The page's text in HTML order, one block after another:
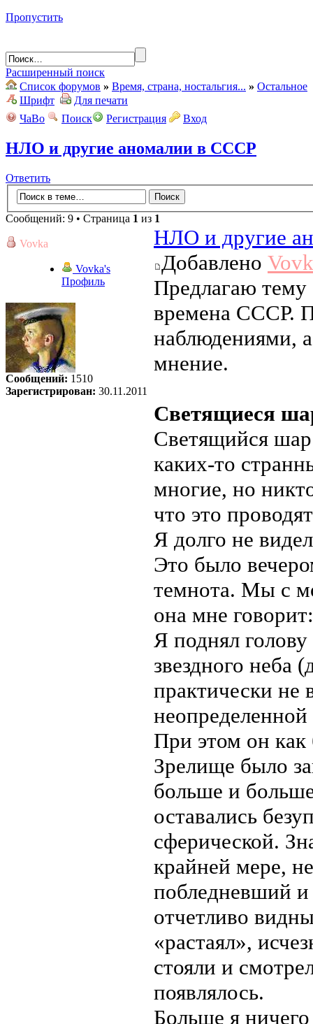
Пропустить
Расширенный поиск
Список форумов » Время, страна, ностальгия... » Остальное
Шрифт
Для печати
ЧаВо
Поиск Регистрация Вход
НЛО и другие аномалии в СССР
Ответить
Сообщений: 9 • Страница 1 из 1
Vovka
Vovka's
Профиль
Сообщений: 1510
Зарегистрирован: 30.11.2011
НЛО и другие
Добавлено
Предлагаю тему
времена СССР.
наблюдениями,
мнение.
Светящиеся
Светящийся
каких-то
многие, но
что это
Я долго не
Это было
темнота. Мы с
она мне
Я поднял
звездного неба
практически не
При этом он как
Зрелище было
больше и
оставались
сферической.
крайней мере,
побледневший и
отчетливо
«растаял»,
стояли и
появлялось.
Больше я